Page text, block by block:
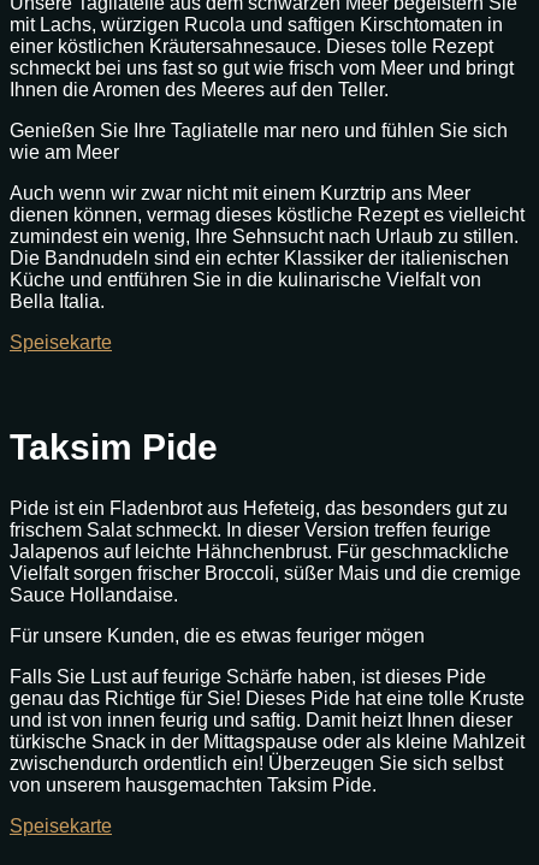
mit Lachs, würzigen Rucola und saftigen Kirschtomaten in
einer köstlichen Kräutersahnesauce. Dieses tolle Rezept
schmeckt bei uns fast so gut wie frisch vom Meer und bringt
Ihnen die Aromen des Meeres auf den Teller.
Genießen Sie Ihre Tagliatelle mar nero und fühlen Sie sich
wie am Meer
Auch wenn wir zwar nicht mit einem Kurztrip ans Meer
dienen können, vermag dieses köstliche Rezept es vielleicht
zumindest ein wenig, Ihre Sehnsucht nach Urlaub zu stillen.
Die Bandnudeln sind ein echter Klassiker der italienischen
Küche und entführen Sie in die kulinarische Vielfalt von
Bella Italia.
Speisekarte
Taksim Pide
Pide ist ein Fladenbrot aus Hefeteig, das besonders gut zu
frischem Salat schmeckt. In dieser Version treffen feurige
Jalapenos auf leichte Hähnchenbrust. Für geschmackliche
Vielfalt sorgen frischer Broccoli, süßer Mais und die cremige
Sauce Hollandaise.
Für unsere Kunden, die es etwas feuriger mögen
Falls Sie Lust auf feurige Schärfe haben, ist dieses Pide
genau das Richtige für Sie! Dieses Pide hat eine tolle Kruste
und ist von innen feurig und saftig. Damit heizt Ihnen dieser
türkische Snack in der Mittagspause oder als kleine Mahlzeit
zwischendurch ordentlich ein! Überzeugen Sie sich selbst
von unserem hausgemachten Taksim Pide.
Speisekarte